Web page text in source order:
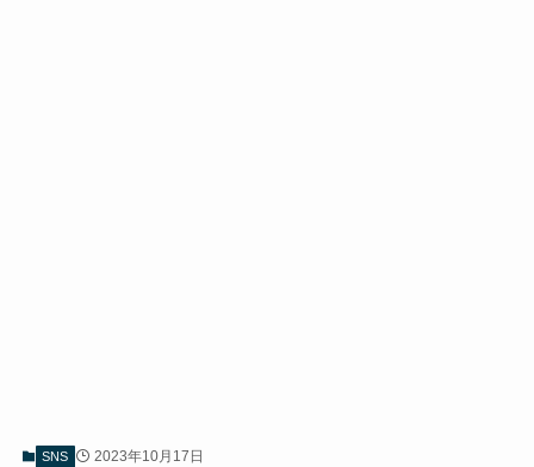
SNS 2023年10月17日